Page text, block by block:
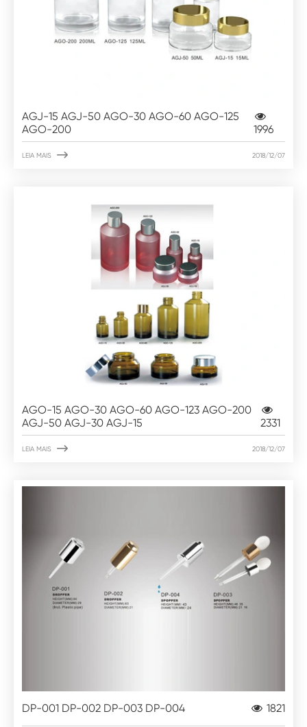
AGJ-15 AGJ-50 AGO-30 AGO-60 AGO-125
AGO-200
1996
LEIA MAIS  2018/12/07
AGO-15 AGO-30 AGO-60 AGO-123 AGO-200
AGJ-50 AGJ-30 AGJ-15
2331
LEIA MAIS  2018/12/07
DP-001 DP-002 DP-003 DP-004 1821